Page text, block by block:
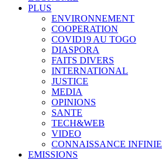
PLUS
ENVIRONNEMENT
COOPERATION
COVID19 AU TOGO
DIASPORA
FAITS DIVERS
INTERNATIONAL
JUSTICE
MEDIA
OPINIONS
SANTE
TECH&WEB
VIDEO
CONNAISSANCE INFINIE
EMISSIONS